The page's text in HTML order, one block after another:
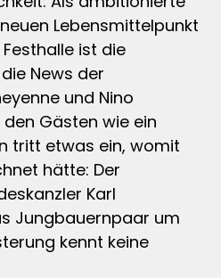
Lebensmittelpunkt
ist die
News der
und Nino
Gästen wie ein
tritt etwas ein, womit
hätte: Der
Karl
Jungbauernpaar um
kennt keine